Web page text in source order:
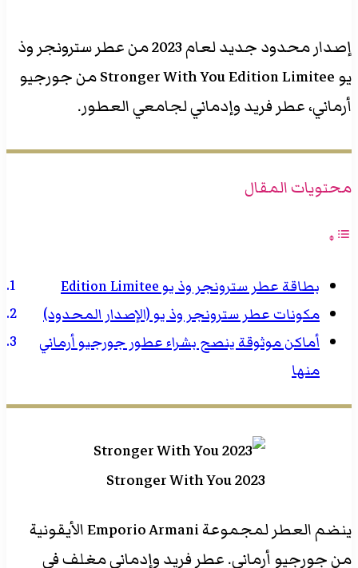
إصدار محدود جديد لعام 2023 من عطر سترونجر وذ
يو Stronger With You Edition Limitee من جورجيو
أرماني، عطر فريد وإدماني لجامعي العطور.
محتويات المقال
بطاقة عطر سترونجر وذ يو Edition Limitee
مكونات عطر سترونجر وذ يو (الإصدار المحدود)
أماكن موثوقة ينصح بشراء عطور جورجيو أرماني
منها
Stronger With You 2023
ينضم العطر لمجموعة Emporio Armani الأيقونية
من جورجيو أرماني. عطر فريد وإدماني مغلف في